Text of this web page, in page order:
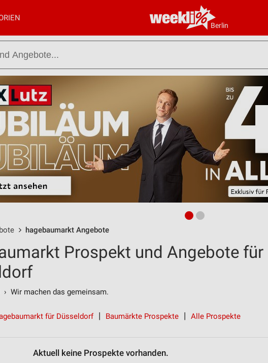
Berlin
hagebaumarkt Angebote
Prospekt und Angebote für
› Wir machen das gemeinsam.
für Düsseldorf Baumärkte Prospekte Alle Prospekte
Aktuell keine Prospekte vorhanden.